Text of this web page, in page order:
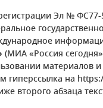
Эл № ФС77-
(МИА «Россия
материалов и
гиперссылка на
второго абзаца